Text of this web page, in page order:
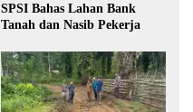
SPSI Bahas Lahan Bank
Tanah dan Nasib Pekerja